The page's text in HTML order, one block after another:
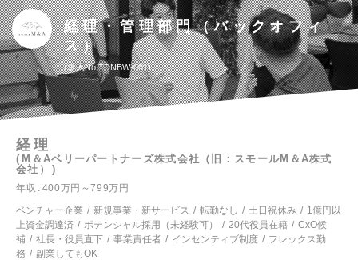
経理・管理部門（バックオフィ
ス）
求人No.TDNBW-001
経理
M＆Aベリーパートナーズ株式会社（旧：スモールM＆A株式
会社）
年収
400万円～799万円
ベンチャー企業
新規事業・新サービス 転勤なし 土日祝休み
1億円以
上資金調達済
ポテンシャル採用（未経験可） 20代役員在籍
CxO候
補
社長・役員直下 事業責任者 インセンティブ制度
フレックス勤
務
副業してもOK